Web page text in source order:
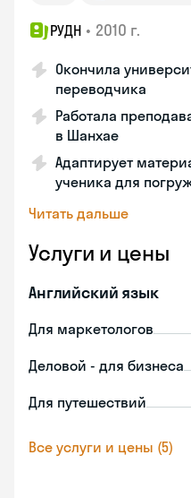
РУДН • 2010 г.
Окончила
переводчика
Работала
в Шанхае
Адаптирует
ученика для
Читать дальше
Услуги и цены
Английский язык
Для маркетологов
Деловой - для бизнеса
Для путешествий
Все услуги и цены (5)